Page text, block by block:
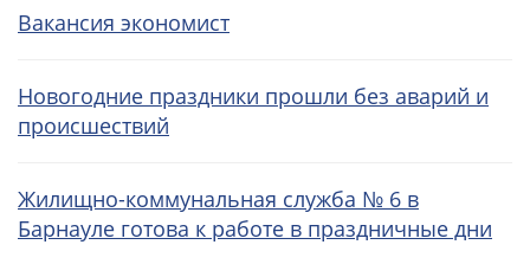
Вакансия экономист
Новогодние праздники прошли без аварий и
происшествий
Жилищно-коммунальная служба № 6 в
Барнауле готова к работе в праздничные дни